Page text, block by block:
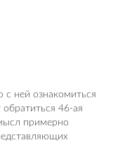
с ней ознакомиться
46-ая
примерно